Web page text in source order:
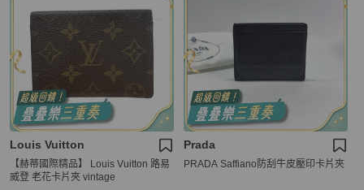
Louis Vuitton
【赫蒂國際精品】 Louis Vuitton 路易
威登 老花卡片夾 vintage
Prada
PRADA Saffiano防刮牛皮壓印卡片夾